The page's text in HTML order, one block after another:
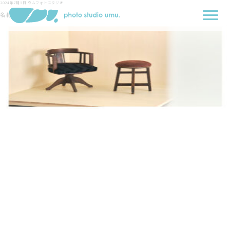
2024年7月5日 ウムフォトスタジオ
名称未設定-1